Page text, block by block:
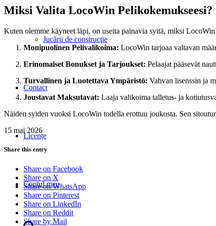
Jucării de construcţie
Contact
Licențe
Contul meu
Miksi Valita LocoWin Pelikokemukseesi?
Kuten olemme käyneet läpi, on useita painavia syitä, miksi
Monipuolinen Pelivalikoima: LocoWin tarjoaa valtavan
Erinomaiset Bonukset ja Tarjoukset: Pelaajat pääsevät
Turvallinen ja Luotettava Ympäristö: Vahvan lisenssin ja
Joustavat Maksutavat: Laaja valikoima talletus- ja
Näiden syiden vuoksi LocoWin todella erottuu joukosta. Sen
15 mai 2026
Share this entry
Share on Facebook
Share on X
Share on WhatsApp
Share on Pinterest
Share on LinkedIn
Share on Reddit
Share by Mail